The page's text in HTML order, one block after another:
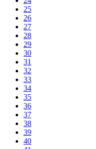
25
26
27
28
29
30
31
32
33
34
35
36
37
38
39
40